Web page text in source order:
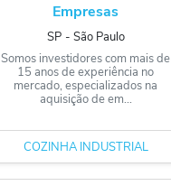
Empresas
SP ‐ São Paulo
Somos investidores com mais de
15 anos de experiência no
mercado, especializados na
aquisição de em...
COZINHA INDUSTRIAL